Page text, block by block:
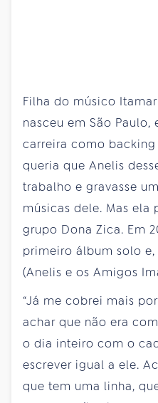
Filha do músico
nasceu em São Paulo,
carreira como
queria que Anelis
trabalho e gravasse
músicas dele. Mas ela
grupo Dona Zica. Em
primeiro álbum solo e,
(Anelis e os Amigos
“Já me cobrei mais
achar que não era
o dia inteiro com o
escrever igual a ele.
que tem uma linha,